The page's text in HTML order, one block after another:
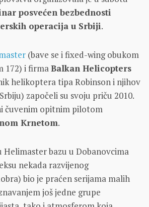
posvećen bezbednosti
operacija u Srbiji.
(bave se i fixed-wing obukom
172) i firmaBalkan Helicopters
helikoptera tipa Robinson i njihov
započeli su svoju priču 2010.
čuvenim opitnim pilotom
Krnetom.
Helimaster bazu u Dobanovcima
nekada razvijenog
bio je praćen serijama malih
još jedne grupe